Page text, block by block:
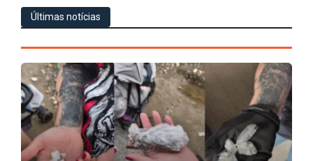
Últimas notícias